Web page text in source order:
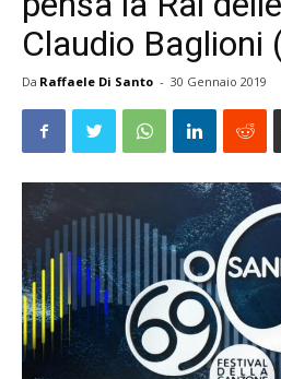
Claudio Baglioni
Da Raffaele Di Santo - 30 Gennaio 2019